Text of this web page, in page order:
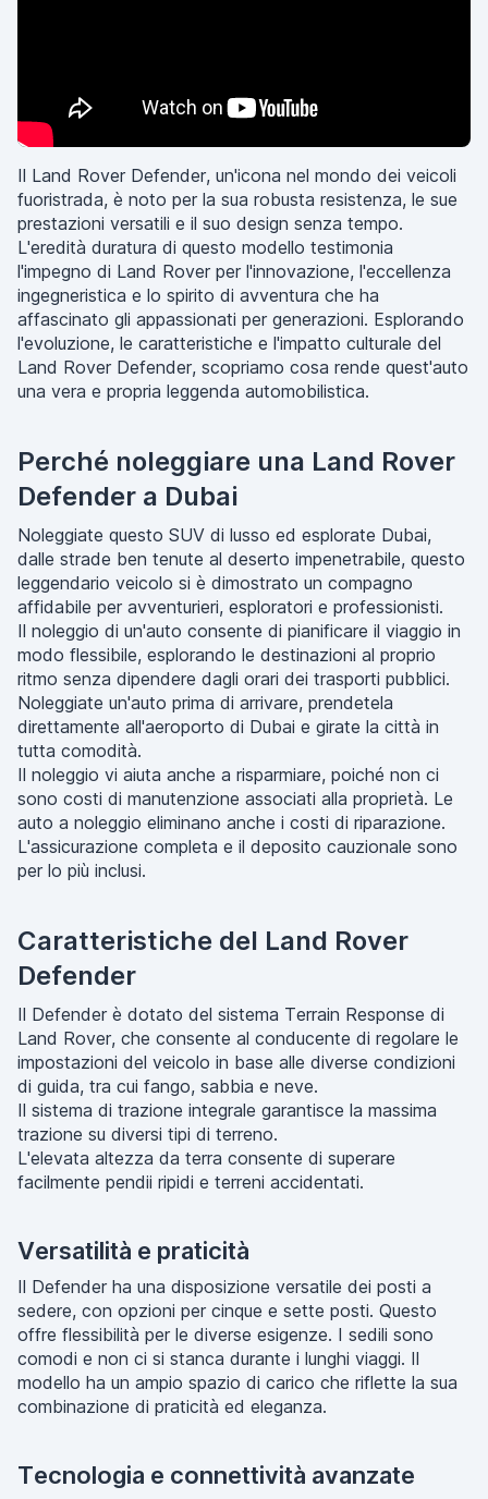
Il Land Rover Defender, un'icona nel mondo dei veicoli
fuoristrada, è noto per la sua robusta resistenza, le sue
prestazioni versatili e il suo design senza tempo.
L'eredità duratura di questo modello testimonia
l'impegno di Land Rover per l'innovazione, l'eccellenza
ingegneristica e lo spirito di avventura che ha
affascinato gli appassionati per generazioni. Esplorando
l'evoluzione, le caratteristiche e l'impatto culturale del
Land Rover Defender, scopriamo cosa rende quest'auto
una vera e propria leggenda automobilistica.
Perché noleggiare una Land Rover
Defender a Dubai
Noleggiate questo SUV di lusso ed esplorate Dubai,
dalle strade ben tenute al deserto impenetrabile, questo
leggendario veicolo si è dimostrato un compagno
affidabile per avventurieri, esploratori e professionisti.
Il noleggio di un'auto consente di pianificare il viaggio in
modo flessibile, esplorando le destinazioni al proprio
ritmo senza dipendere dagli orari dei trasporti pubblici.
Noleggiate un'auto prima di arrivare, prendetela
direttamente all'aeroporto di Dubai e girate la città in
tutta comodità.
Il noleggio vi aiuta anche a risparmiare, poiché non ci
sono costi di manutenzione associati alla proprietà. Le
auto a noleggio eliminano anche i costi di riparazione.
L'assicurazione completa e il deposito cauzionale sono
per lo più inclusi.
Caratteristiche del Land Rover
Defender
Il Defender è dotato del sistema Terrain Response di
Land Rover, che consente al conducente di regolare le
impostazioni del veicolo in base alle diverse condizioni
di guida, tra cui fango, sabbia e neve.
Il sistema di trazione integrale garantisce la massima
trazione su diversi tipi di terreno.
L'elevata altezza da terra consente di superare
facilmente pendii ripidi e terreni accidentati.
Versatilità e praticità
Il Defender ha una disposizione versatile dei posti a
sedere, con opzioni per cinque e sette posti. Questo
offre flessibilità per le diverse esigenze. I sedili sono
comodi e non ci si stanca durante i lunghi viaggi. Il
modello ha un ampio spazio di carico che riflette la sua
combinazione di praticità ed eleganza.
Tecnologia e connettività avanzate